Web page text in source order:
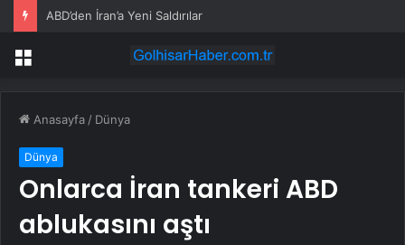
ABD’den İran’a Yeni Saldırılar
Menü
Anasayfa / Dünya
Dünya
Onlarca İran tankeri ABD
ablukasını aştı